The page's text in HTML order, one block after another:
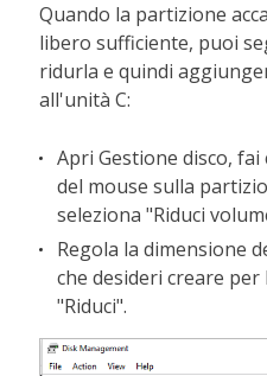
Quando la partizione
libero sufficiente, puoi
ridurla e quindi
all'unità C:
Apri Gestione disco,
del mouse sulla
seleziona "Riduci
Regola la dimensione
che desideri creare per
"Riduci".